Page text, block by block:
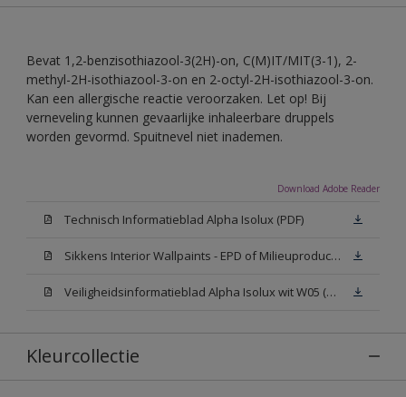
Bevat 1,2-benzisothiazool-3(2H)-on, C(M)IT/MIT(3-1), 2-
methyl-2H-isothiazool-3-on en 2-octyl-2H-isothiazool-3-on.
Kan een allergische reactie veroorzaken. Let op! Bij
verneveling kunnen gevaarlijke inhaleerbare druppels
worden gevormd. Spuitnevel niet inademen.
Download Adobe Reader
Technisch Informatieblad Alpha Isolux (PDF)
Sikkens Interior Wallpaints - EPD of Milieuproductverklaring
Veiligheidsinformatieblad Alpha Isolux wit W05 (SDS)
Kleurcollectie